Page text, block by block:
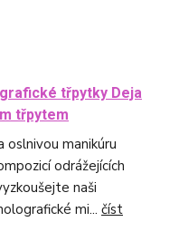
třpytky Deja
třpytem
manikúru
odrážejících
naši
mi... číst